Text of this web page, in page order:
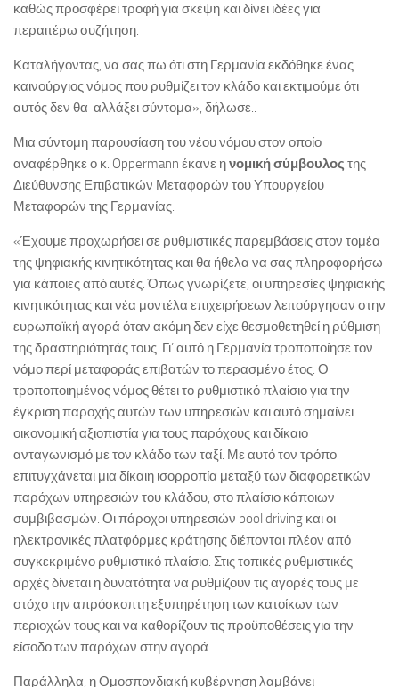
καθώς προσφέρει τροφή για σκέψη και δίνει ιδέες για
περαιτέρω συζήτηση.
Καταλήγοντας, να σας πω ότι στη Γερμανία εκδόθηκε ένας
καινούργιος νόμος που ρυθμίζει τον κλάδο και εκτιμούμε ότι
αυτός δεν θα αλλάξει σύντομα», δήλωσε..
Μια σύντομη παρουσίαση του νέου νόμου στον οποίο
αναφέρθηκε ο κ. Oppermann έκανε ηνομική σύμβουλος της
Διεύθυνσης Επιβατικών Μεταφορών του Υπουργείου
Μεταφορών της Γερμανίας.
«Έχουμε προχωρήσει σε ρυθμιστικές παρεμβάσεις στον τομέα
της ψηφιακής κινητικότητας και θα ήθελα να σας πληροφορήσω
για κάποιες από αυτές. Όπως γνωρίζετε, οι υπηρεσίες ψηφιακής
κινητικότητας και νέα μοντέλα επιχειρήσεων λειτούργησαν στην
ευρωπαϊκή αγορά όταν ακόμη δεν είχε θεσμοθετηθεί η ρύθμιση
της δραστηριότητάς τους. Γι’ αυτό η Γερμανία τροποποίησε τον
νόμο περί μεταφοράς επιβατών το περασμένο έτος. Ο
τροποποιημένος νόμος θέτει το ρυθμιστικό πλαίσιο για την
έγκριση παροχής αυτών των υπηρεσιών και αυτό σημαίνει
οικονομική αξιοπιστία για τους παρόχους και δίκαιο
ανταγωνισμό με τον κλάδο των ταξί. Με αυτό τον τρόπο
επιτυγχάνεται μια δίκαιη ισορροπία μεταξύ των διαφορετικών
παρόχων υπηρεσιών του κλάδου, στο πλαίσιο κάποιων
συμβιβασμών. Οι πάροχοι υπηρεσιών pool driving και οι
ηλεκτρονικές πλατφόρμες κράτησης διέπονται πλέον από
συγκεκριμένο ρυθμιστικό πλαίσιο. Στις τοπικές ρυθμιστικές
αρχές δίνεται η δυνατότητα να ρυθμίζουν τις αγορές τους με
στόχο την απρόσκοπτη εξυπηρέτηση των κατοίκων των
περιοχών τους και να καθορίζουν τις προϋποθέσεις για την
είσοδο των παρόχων στην αγορά.
Παράλληλα, η Ομοσπονδιακή κυβέρνηση λαμβάνει